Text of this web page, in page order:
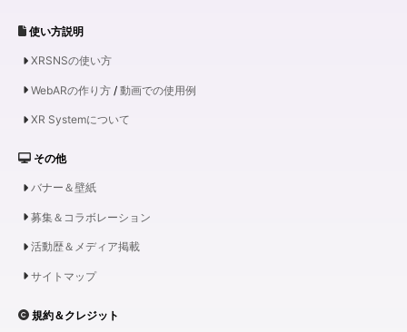
使い方説明
XRSNSの使い方
WebARの作り方 / 動画での使用例
XR Systemについて
その他
バナー＆壁紙
募集＆コラボレーション
活動歴＆メディア掲載
サイトマップ
規約＆クレジット